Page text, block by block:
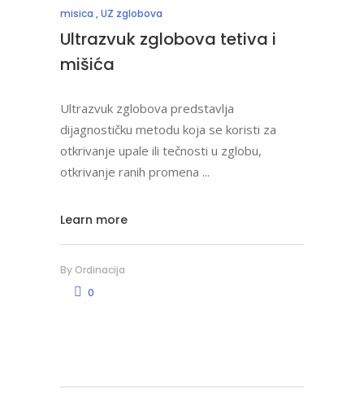
misica ,UZ zglobova
Ultrazvuk zglobova tetiva i
mišića
Ultrazvuk zglobova predstavlja
dijagnostičku metodu koja se koristi za
otkrivanje upale ili tečnosti u zglobu,
otkrivanje ranih promena
Learn more
By Ordinacija
0